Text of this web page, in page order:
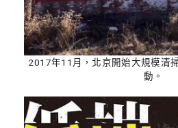
2017年11月，北京開始大規模清
動。